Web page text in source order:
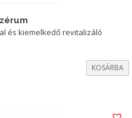
és kiemelkedő revitalizáló
KOSÁRBA